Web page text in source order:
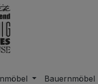
Bauernmöbel